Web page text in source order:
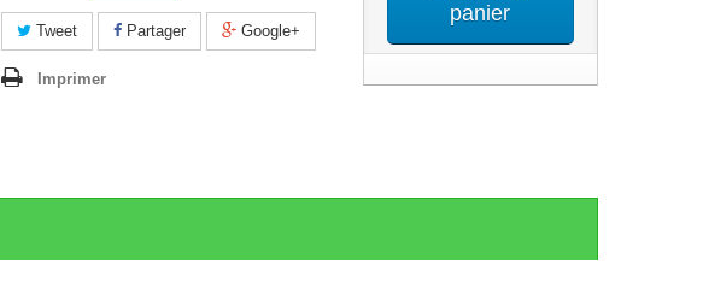
Tweet Partager Google+
Imprimer
panier